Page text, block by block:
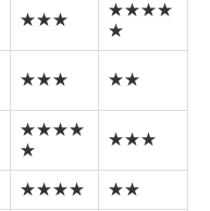
★★★
★★★★
★
★★★ ★★
★★★★
★
★★★
★★★★ ★★